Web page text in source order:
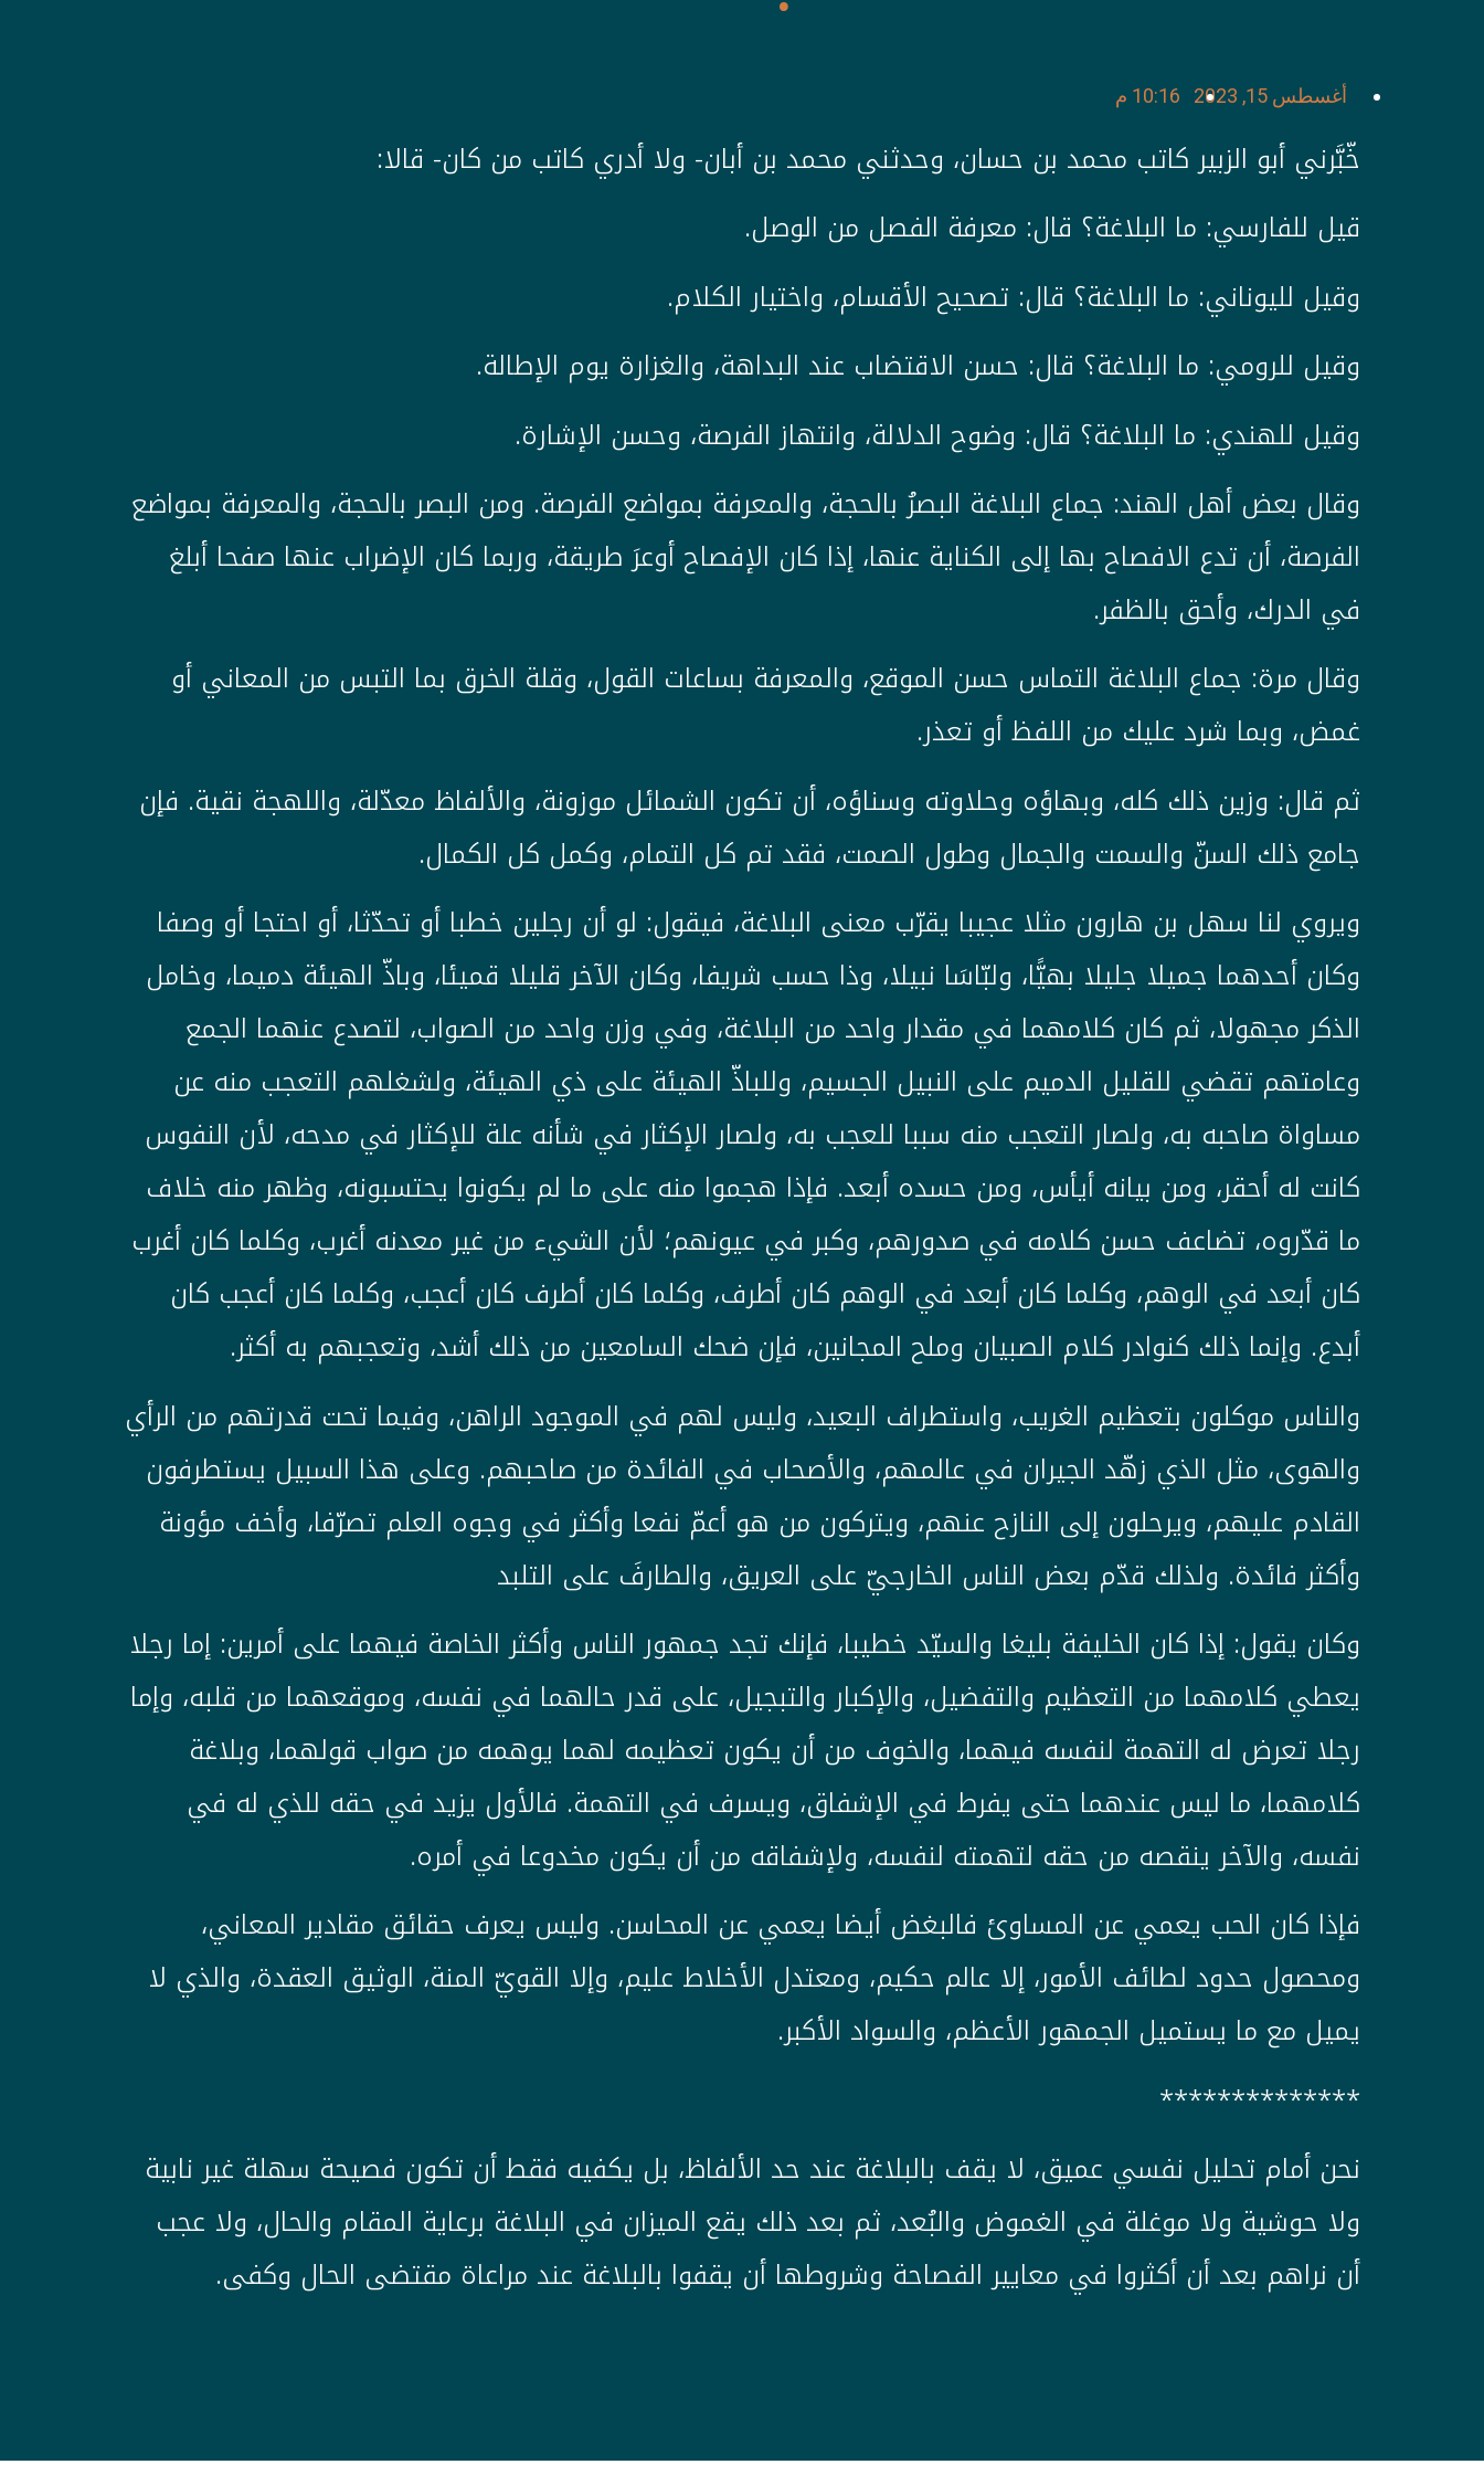
أغسطس 15, 2023 10:16 م
خّبَّرني أبو الزبير كاتب محمد بن حسان، وحدثني محمد بن أبان- ولا أدري كاتب من كان- قالا:
قيل للفارسي: ما البلاغة؟ قال: معرفة الفصل من الوصل.
وقيل لليوناني: ما البلاغة؟ قال: تصحيح الأقسام، واختيار الكلام.
وقيل للرومي: ما البلاغة؟ قال: حسن الاقتضاب عند البداهة، والغزارة يوم الإطالة.
وقيل للهندي: ما البلاغة؟ قال: وضوح الدلالة، وانتهاز الفرصة، وحسن الإشارة.
وقال بعض أهل الهند: جماع البلاغة البصرُ بالحجة، والمعرفة بمواضع الفرصة. ومن البصر بالحجة، والمعرفة بمواضع
الفرصة، أن تدع الافصاح بها إلى الكناية عنها، إذا كان الإفصاح أوعرَ طريقة، وربما كان الإضراب عنها صفحا أبلغ
في الدرك، وأحق بالظفر.
وقال مرة: جماع البلاغة التماس حسن الموقع، والمعرفة بساعات القول، وقلة الخرق بما التبس من المعاني أو
غمض، وبما شرد عليك من اللفظ أو تعذر.
ثم قال: وزين ذلك كله، وبهاؤه وحلاوته وسناؤه، أن تكون الشمائل موزونة، والألفاظ معدّلة، واللهجة نقية. فإن
جامع ذلك السنّ والسمت والجمال وطول الصمت، فقد تم كل التمام، وكمل كل الكمال.
ويروي لنا سهل بن هارون مثلا عجيبا يقرّب معنى البلاغة، فيقول: لو أن رجلين خطبا أو تحدّثا، أو احتجا أو وصفا
وكان أحدهما جميلا جليلا بهيًّا، ولبّاسَا نبيلا، وذا حسب شريفا، وكان الآخر قليلا قميئا، وباذّ الهيئة دميما، وخامل
الذكر مجهولا، ثم كان كلامهما في مقدار واحد من البلاغة، وفي وزن واحد من الصواب، لتصدع عنهما الجمع
وعامتهم تقضي للقليل الدميم على النبيل الجسيم، وللباذّ الهيئة على ذي الهيئة، ولشغلهم التعجب منه عن
مساواة صاحبه به، ولصار التعجب منه سببا للعجب به، ولصار الإكثار في شأنه علة للإكثار في مدحه، لأن النفوس
كانت له أحقر، ومن بيانه أيأس، ومن حسده أبعد. فإذا هجموا منه على ما لم يكونوا يحتسبونه، وظهر منه خلاف
ما قدّروه، تضاعف حسن كلامه في صدورهم، وكبر في عيونهم؛ لأن الشيء من غير معدنه أغرب، وكلما كان أغرب
كان أبعد في الوهم، وكلما كان أبعد في الوهم كان أطرف، وكلما كان أطرف كان أعجب، وكلما كان أعجب كان
أبدع. وإنما ذلك كنوادر كلام الصبيان وملح المجانين، فإن ضحك السامعين من ذلك أشد، وتعجبهم به أكثر.
والناس موكلون بتعظيم الغريب، واستطراف البعيد، وليس لهم في الموجود الراهن، وفيما تحت قدرتهم من الرأي
والهوى، مثل الذي زهّد الجيران في عالمهم، والأصحاب في الفائدة من صاحبهم. وعلى هذا السبيل يستطرفون
القادم عليهم، ويرحلون إلى النازح عنهم، ويتركون من هو أعمّ نفعا وأكثر في وجوه العلم تصرّفا، وأخف مؤونة
وأكثر فائدة. ولذلك قدّم بعض الناس الخارجيّ على العريق، والطارفَ على التلبد
وكان يقول: إذا كان الخليفة بليغا والسيّد خطيبا، فإنك تجد جمهور الناس وأكثر الخاصة فيهما على أمرين: إما رجلا
يعطي كلامهما من التعظيم والتفضيل، والإكبار والتبجيل، على قدر حالهما في نفسه، وموقعهما من قلبه، وإما
رجلا تعرض له التهمة لنفسه فيهما، والخوف من أن يكون تعظيمه لهما يوهمه من صواب قولهما، وبلاغة
كلامهما، ما ليس عندهما حتى يفرط في الإشفاق، ويسرف في التهمة. فالأول يزيد في حقه للذي له في
نفسه، والآخر ينقصه من حقه لتهمته لنفسه، ولإشفاقه من أن يكون مخدوعا في أمره.
فإذا كان الحب يعمي عن المساوئ فالبغض أيضا يعمي عن المحاسن. وليس يعرف حقائق مقادير المعاني،
ومحصول حدود لطائف الأمور، إلا عالم حكيم، ومعتدل الأخلاط عليم، وإلا القويّ المنة، الوثيق العقدة، والذي لا
يميل مع ما يستميل الجمهور الأعظم، والسواد الأكبر.
**************
نحن أمام تحليل نفسي عميق، لا يقف بالبلاغة عند حد الألفاظ، بل يكفيه فقط أن تكون فصيحة سهلة غير نابية
ولا حوشية ولا موغلة في الغموض والبُعد، ثم بعد ذلك يقع الميزان في البلاغة برعاية المقام والحال، ولا عجب
أن نراهم بعد أن أكثروا في معايير الفصاحة وشروطها أن يقفوا بالبلاغة عند مراعاة مقتضى الحال وكفى.